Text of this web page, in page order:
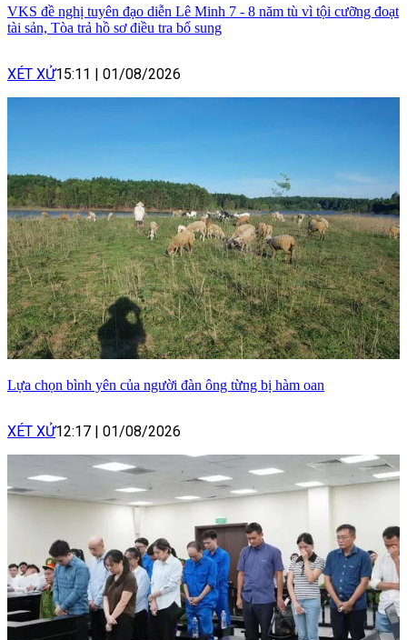
VKS đề nghị tuyên đạo diễn Lê Minh 7 - 8 năm tù vì tội cưỡng đoạt
tài sản, Tòa trả hồ sơ điều tra bổ sung
XÉT XỬ15:11 01/08/2026
Lựa chọn bình yên của người đàn ông từng bị hàm oan
XÉT XỬ12:17 01/08/2026